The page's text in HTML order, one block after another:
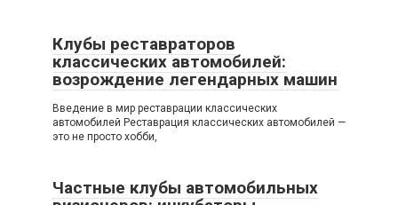
Клубы реставраторов
классических автомобилей:
возрождение легендарных машин
Введение в мир реставрации классических
автомобилей Реставрация классических автомобилей —
это не просто хобби,
Частные клубы автомобильных